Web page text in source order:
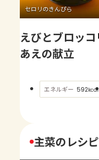
お買い物
AJINOMOTO PARK
セロリのきんぴら
えびとブロッ
あえの献立
エネルギー 592kcal
主菜のレシピ